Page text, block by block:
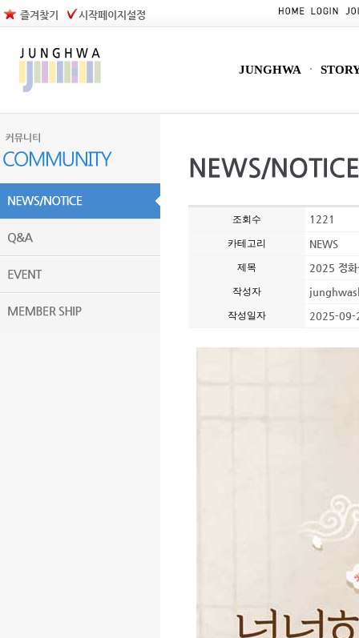
JUNGHWA
즐겨찾기 시작페이지설정
조회수 1221
카테고리 NEWS
제목 2025 정화
작성자
작성일자 2025-09-